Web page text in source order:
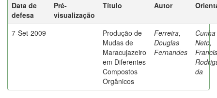
Data de
defesa
Pré-
visualização
Título Autor
7-Set-2009
Produção de
Mudas de
Maracujazeiro
em Diferentes
Compostos
Orgânicos
Ferreira,
Douglas
Fernandes
Cunha
Neto,
da